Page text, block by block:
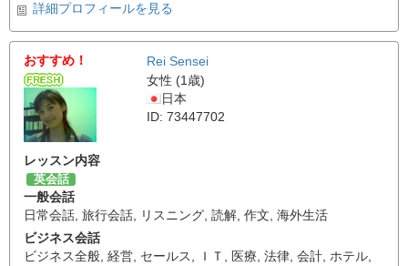
詳細プロフィールを見る
おすすめ！
Rei Sensei
女性 (1歳)
日本
ID: 73447702
レッスン内容
英会話
一般会話
日常会話, 旅行会話, リスニング, 読解, 作文, 海外生活
ビジネス会話
ビジネス全般, 経営, セールス, ＩＴ , 医療, 法律, 会計, ホテル,